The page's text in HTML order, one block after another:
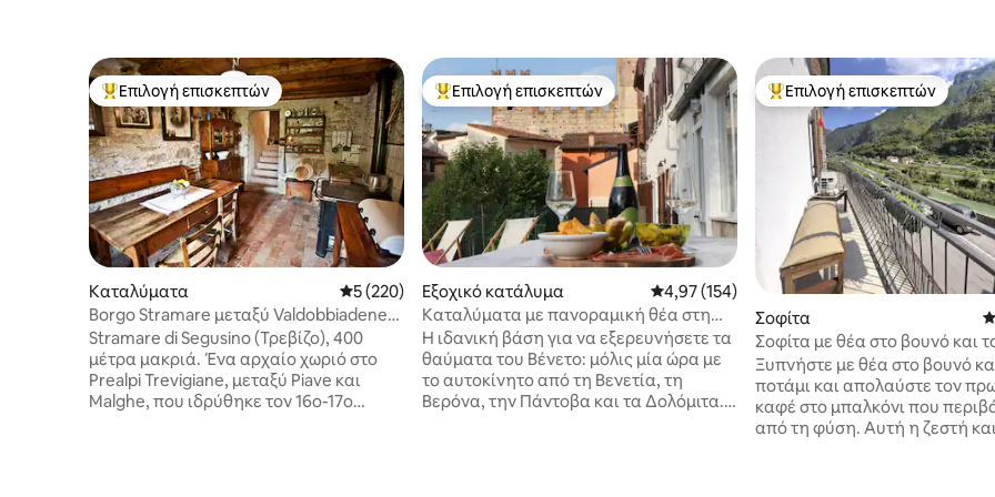
Κορυφαία επιλογή επισκεπτών
Επιλογή επισκεπτών
Καταλύματα Μέση βαθμολογία: 5 στα 5, 220 κριτικές
5 (220)
Borgo Stramare μεταξύ Valdobbiadene
και Segusino
Stramare di Segusino (Τρεβίζο), 400
μέτρα μακριά. Ένα αρχαίο χωριό στο
Prealpi Trevigiane, μεταξύ Piave και
Malghe, που ιδρύθηκε τον 16ο-17ο
Κορυφαία επιλογή επισκεπτών
Επιλογή επισκεπτών
Εξοχικό κατάλυμα Μέση βαθμολογία: 4,97 στα 5, 154 κριτικές
4,97 (154)
Καταλύματα με πανοραμική θέα στη
μεσαιωνική πόλη της Marostica
Η ιδανική βάση για να εξερευνήσετε τα
θαύματα του Βένετο: μόλις μία ώρα με
το αυτοκίνητο από τη Βενετία, τη
Βερόνα, την Πάντοβα και τα Δολόμιτα.
Κορυφαία επιλογή επισκεπτών
Επιλογή επισκεπτών
Σοφίτα
Σοφίτα με θέα στο βουνό και
Μπαλκόνι
Ξυπνήστε με θέα στο βουνό
ποτάμι και απολαύστε τον
καφέ στο μπαλκόνι που
από τη φύση. Αυτή η ζεστή